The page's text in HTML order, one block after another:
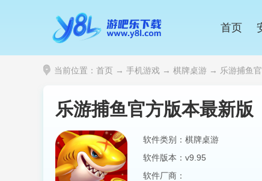
首页
当前位置： 首页 → 手机游戏 → 棋牌桌游 → 乐游捕鱼
乐游捕鱼官方版本最新版
软件类别：棋牌桌游
软件版本：v9.95
软件厂商：